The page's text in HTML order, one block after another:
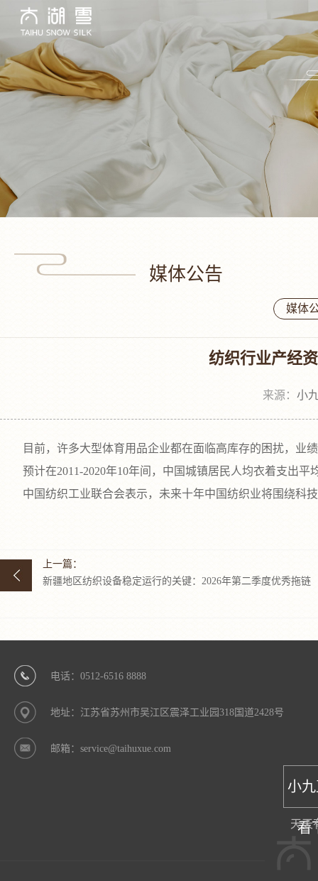
媒体公告
媒体
纺织行业产经
来源： 小
目前，许多大型体育用品企业都在面临高库存的困扰，业绩
预计在2011-2020年10年间，中国城镇居民人均衣着支出平
中国纺织工业联合会表示，未来十年中国纺织业将围绕科技
上一篇：
新疆地区纺织设备稳定运行的关键：2026年第二季度优秀拖链
电话：0512-6516 8888
地址：江苏省苏州市吴江区震泽工业园318国道2428号
邮箱：service@taihuxue.com
小
看
天天